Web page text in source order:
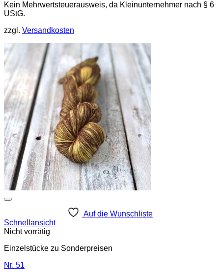
Kein Mehrwertsteuerausweis, da Kleinunternehmer nach § 6
UStG.
zzgl. Versandkosten
Auf die Wunschliste
Schnellansicht
Nicht vorrätig
Einzelstücke zu Sonderpreisen
Nr. 51